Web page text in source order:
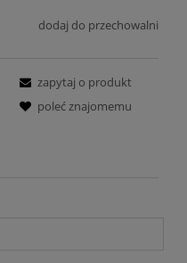
dodaj do przechowalni
zapytaj o produkt
poleć znajomemu